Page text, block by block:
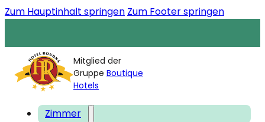
Zum Hauptinhalt springen Zum Footer springen
Mitglied der
Gruppe Boutique
Hotels
Zimmer